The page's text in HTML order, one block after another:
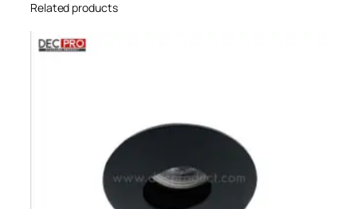
Related products